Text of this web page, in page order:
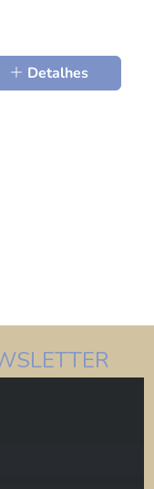
Detalhes